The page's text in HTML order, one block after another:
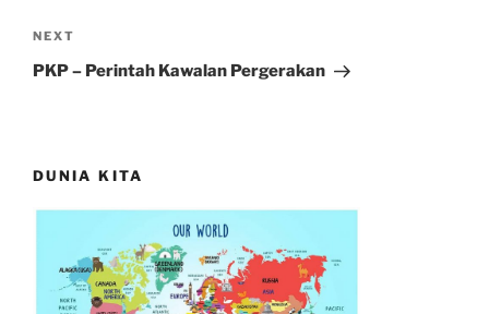
Next
Post
NEXT
PKP – Perintah Kawalan Pergerakan
DUNIA KITA